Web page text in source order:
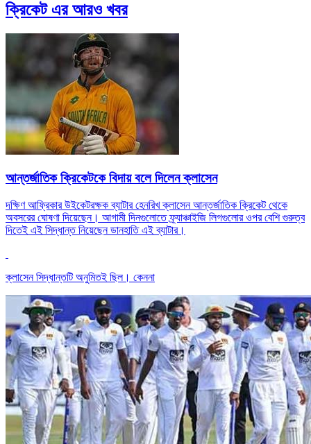
ক্রিকেট এর আরও খবর
আন্তর্জাতিক ক্রিকেটকে বিদায় বলে দিলেন ক্লাসেন
দক্ষিণ আফ্রিকার উইকেটরক্ষক ব্যাটার হেনরিখ ক্লাসেন আন্তর্জাতিক ক্রিকেট থেকে
অবসরের ঘোষণা দিয়েছেন। আগামী দিনগুলোতে ফ্র্যাঞ্চাইজি লিগগুলোর ওপর বেশি গুরুত্ব
দিতেই এই সিদ্ধান্ত নিয়েছেন ডানহাতি এই ব্যাটার।
ক্লাসেন সিদ্ধান্তটি অনুমিতই ছিল। কেননা